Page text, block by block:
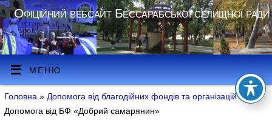
Офіційний вебсайт Бессарабської селищної ради
МЕНЮ
Головна » Допомога від благодійних фондів та організацій»
Допомога від БФ «Добрий самарянин»